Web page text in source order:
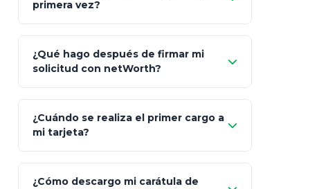
App Store (iOS) Google Play
primera vez?
Bienvenida
"¿Aún no tienes cuenta?
Regístrate"
¿Qué hago después de firmar mi
solicitud con netWorth?
¿Cuándo se realiza el primer cargo a
mi tarjeta?
¿Cómo descargo mi carátula de